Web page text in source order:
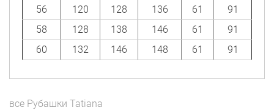
56
120 128 136 61
91
58
128 138 146 61
91
60
132 146 148 61 91
все Рубашки Tatiana